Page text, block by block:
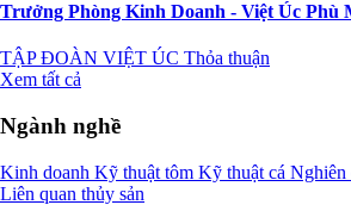
Trưởng Phòng Kinh Doanh - Việt Úc Phù
TẬP ĐOÀN VIỆT ÚC Thỏa thuận
Xem tất cả
Ngành nghề
Kinh doanh Kỹ thuật tôm Kỹ thuật cá Nghiên
Liên quan thủy sản